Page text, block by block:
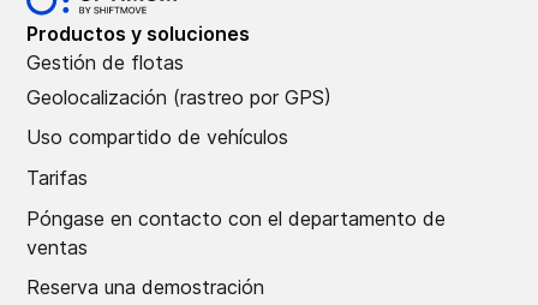
Productos y soluciones
Gestión de flotas
Geolocalización (rastreo por GPS)
Uso compartido de vehículos
Tarifas
Póngase en contacto con el departamento de
ventas
Reserva una demostración